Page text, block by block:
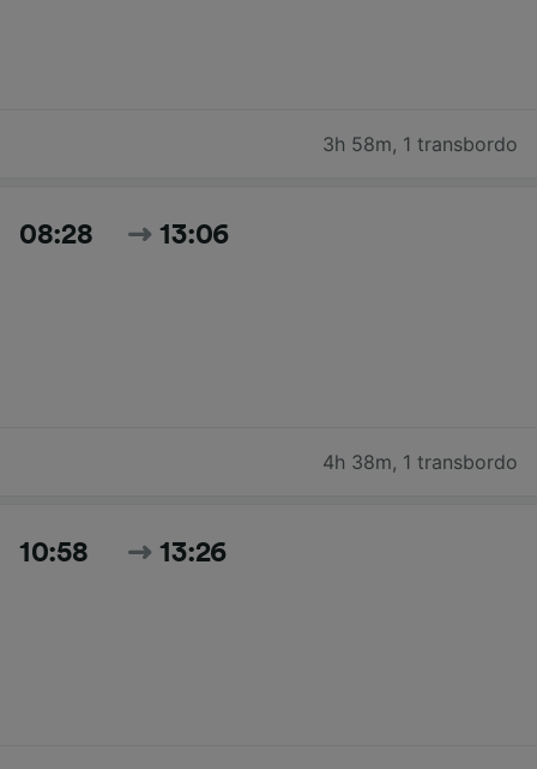
3h 58m, 1 transbordo
08:28 13:06
4h 38m, 1 transbordo
10:58 13:26